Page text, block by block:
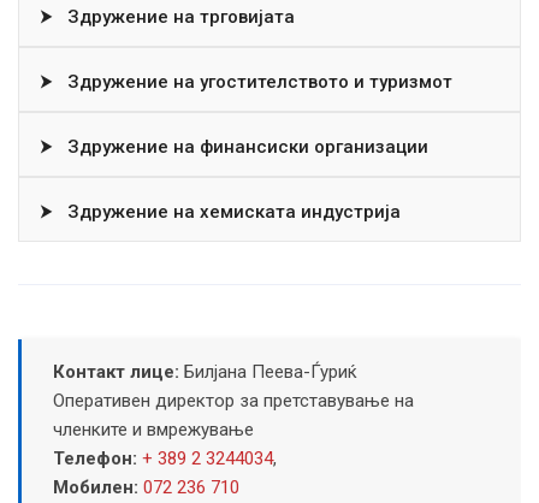
⮞ Здружение на трговијата
⮞ Здружение на угостителството и туризмот
⮞ Здружение на финансиски организации
⮞ Здружение на хемиската индустрија
Контакт лице: Билјана Пеева-Ѓуриќ
Оперативен директор за претставување на
членките и вмрежување
Телефон: + 389 2 3244034,
Мобилен: 072 236 710